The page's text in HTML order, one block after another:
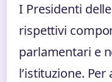
I Presidenti
rispettivi
parlamentari e
l’istituzione.